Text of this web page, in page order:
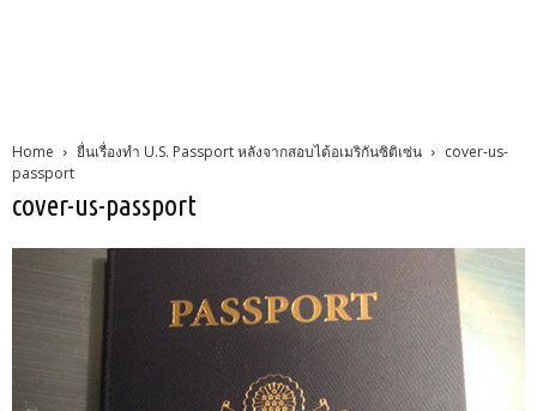
Home ยื่นเรื่องทำ U.S. Passport หลังจากสอบได้อเมริกันซิติเซ่น
cover-us-
passport
cover-us-passport